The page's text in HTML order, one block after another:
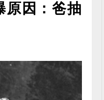
原因：爸抽